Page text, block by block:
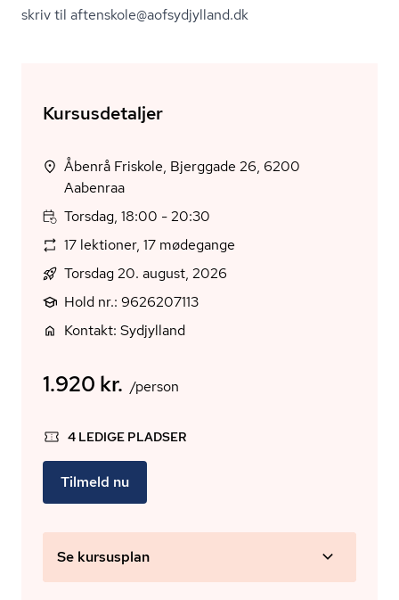
skriv til aftenskole@aofsydjylland.dk
Kursusdetaljer
Åbenrå Friskole, Bjerggade 26, 6200
Aabenraa
Torsdag, 18:00 - 20:30
17 lektioner, 17 mødegange
Torsdag 20. august, 2026
Hold nr.: 9626207113
Kontakt: Sydjylland
1.920 kr. /person
4 LEDIGE PLADSER
Tilmeld nu
Se kursusplan